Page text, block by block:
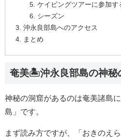
ケイビングツアーに参加す
シーズン
沖永良部島へのアクセス
まとめ
奄美🏝沖永良部島の神秘
神秘の洞窟があるのは奄美諸島
島」です。
まず読み方ですが、「おきのえ